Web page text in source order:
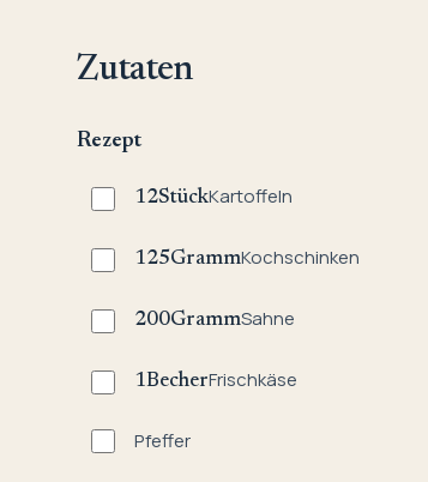
Zutaten
Rezept
12StückKartoffeln
125GrammKochschinken
200GrammSahne
1BecherFrischkäse
Pfeffer